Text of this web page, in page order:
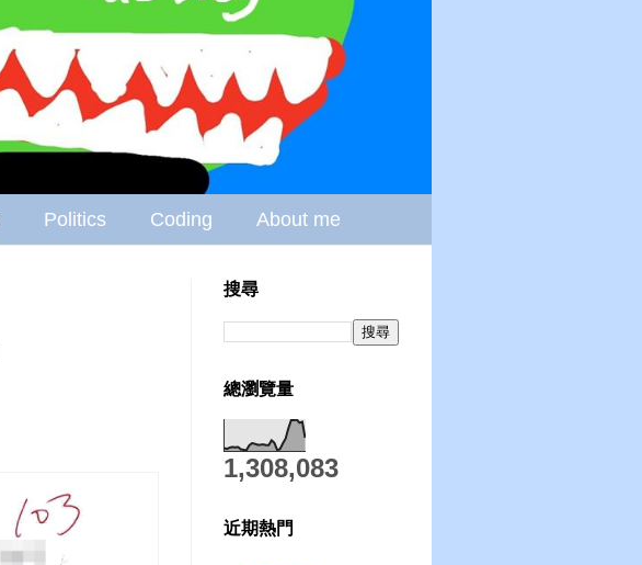
Politics Coding About me
搜尋
總瀏覽量
1,308,083
近期熱門